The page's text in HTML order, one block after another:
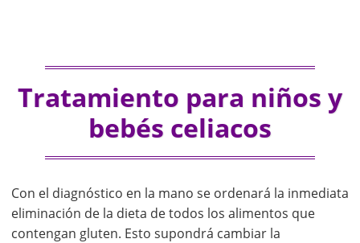
Tratamiento para niños y
bebés celiacos
Con el diagnóstico en la mano se ordenará la inmediata
eliminación de la dieta de todos los alimentos que
contengan gluten. Esto supondrá cambiar la